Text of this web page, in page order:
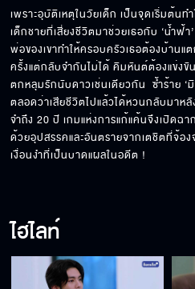
ของดวงดาว
Behind the
ของดวงดาว
Behind the
ของดวงดาว
เพราะอุบัติเหตุในวัยเด็ก เป็นจุดเริ่มต้น
เด็กชายที่เสี่ยงชีวิตมาช่วยเธอกับ ‘น้ำฟ้า
พ่อของเขาทำให้ครอบครัวเธอต้องบ้าน
ครั้งแต่กลับจำกันไม่ได้ คิมหันต์ต้องแข่งขั
ตกหลุมรักนับดาวเช่นเดียวกัน  ซ้ำร้าย ‘
ตลอดว่าเสียชีวิตไปแล้วได้หวนกลับมาหลั
จำถึง 20 ปี เกมแห่งการแก้แค้นจึงเปิดฉ
ด้วยอุปสรรคและอันตรายจากเตชิตที่จ้อ
เงื่อนงำที่เป็นบาดแผลในอดีต !
ไฮไลท์